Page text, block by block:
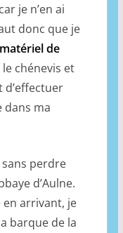
je n’en ai
donc que je
matériel de
chénevis et
d’effectuer
dans ma
perdre
d’Aulne.
en arrivant, je
barque de la